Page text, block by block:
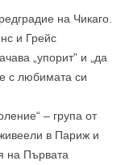
на Чикаго.
и Грейс
„упорит” и „да
с любимата си
– група от
в Париж и
на Първата